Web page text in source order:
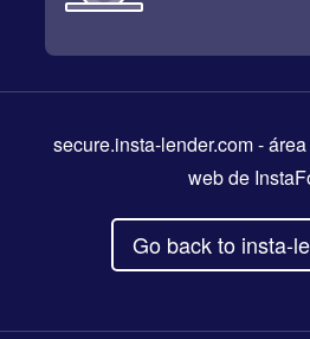
secure.insta-lender.com- área
web de
Go back to insta-